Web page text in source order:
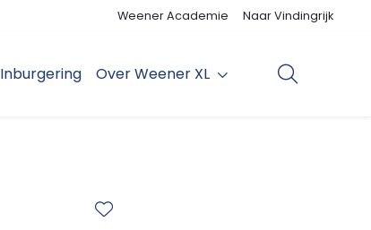
Weener Academie Naar Vindingrijk
Inburgering Over Weener XL